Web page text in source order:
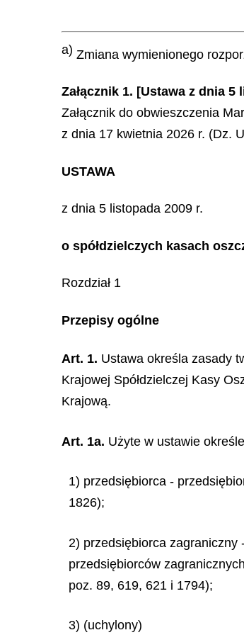
a) Zmiana wymienionego
Załącznik 1. [Ustawa z dnia
Załącznik do obwieszczenia
z dnia 17 kwietnia 2026 r. (Dz.
USTAWA
z dnia 5 listopada 2009 r.
o spółdzielczych kasach
Rozdział 1
Przepisy ogólne
Art. 1. Ustawa określa zasady
Krajowej Spółdzielczej Kasy
Krajową.
Art. 1a. Użyte w ustawie
1) przedsiębiorca -
1826);
2) przedsiębiorca
przedsiębiorców
poz. 89, 619, 621 i 1794);
3) (uchylony)